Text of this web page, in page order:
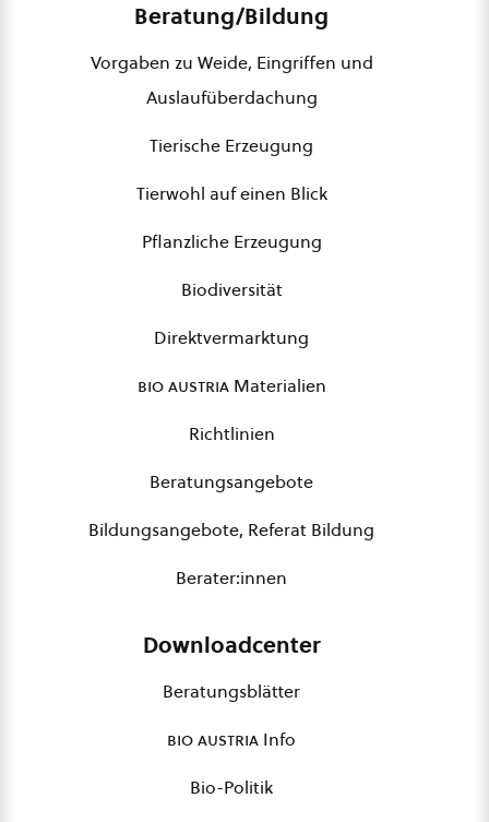
Beratung/Bildung
Vorgaben zu Weide, Eingriffen und
Auslaufüberdachung
Tierische Erzeugung
Tierwohl auf einen Blick
Pflanzliche Erzeugung
Biodiversität
Direktvermarktung
bio austriaMaterialien
Richtlinien
Beratungsangebote
Bildungsangebote, Referat Bildung
Berater:innen
Downloadcenter
Beratungsblätter
bio austria Info
Bio-Politik